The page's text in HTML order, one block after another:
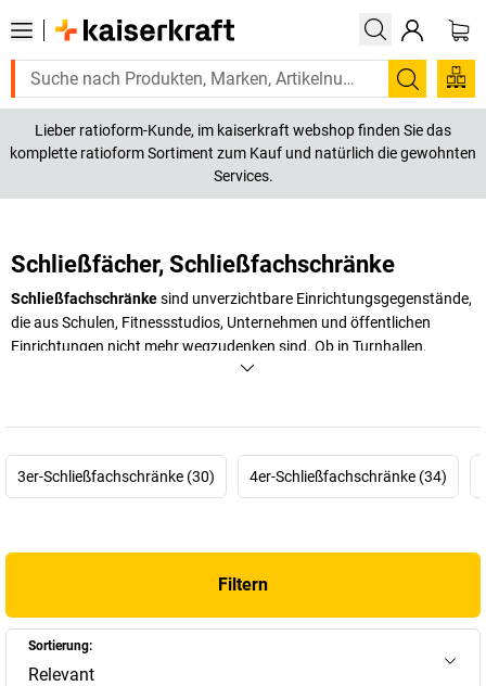
Suchen
Lieber ratioform-Kunde, im kaiserkraft webshop finden Sie das
komplette ratioform Sortiment zum Kauf und natürlich die gewohnten
Services.
Schließfächer, Schließfachschränke
Schließfachschränkesind unverzichtbare Einrichtungsgegenstände,
die aus Schulen, Fitnessstudios, Unternehmen und öffentlichen
Einrichtungen nicht mehr wegzudenken sind. Ob in Turnhallen,
Schwimmbädern oder Bürogebäuden – Schließfächer bieten eine
Größe auch in beengten Räumen Platz finden und dennoch hohen
+Mehr anzeigen
3er-Schließfachschränke (30) 4er-Schließfachschränke (34)
Filtern
Sortierung:
Relevant